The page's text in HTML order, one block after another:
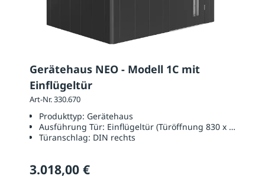
Gerätehaus NEO - Modell 1C mit
Einflügeltür
Art-Nr. 330.670
Produkttyp: Gerätehaus
Ausführung Tür: Einflügeltür (Türöffnung 830 x 2000
Türanschlag: DIN rechts
3.018,00 €